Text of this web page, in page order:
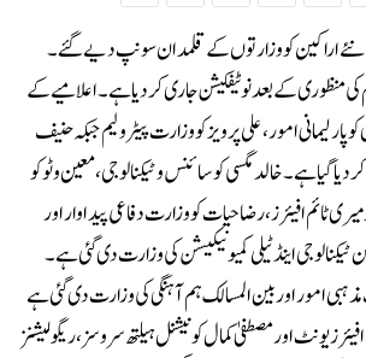
نئے اراکین کو وزارتوں کے قلمدان سونپ دیے گئے۔
منظوری کے بعد نوٹیفکیشن جاری کر دیا ہے۔اعلامیے کے
امور، علی پرویز کو وزارت پیٹرولیم جبکہ حنیف
دیا گیا ہے۔خالد مگسی کو سائنس و ٹیکنالوجی، معین وٹو کو
میری ٹائم افیئرز، رضا حیات کو وزارت دفاعی پیداوار اور
ٹیکنالوجی اینڈ ٹیلی کمیونیکیشن کی وزارت دی گئی ہے۔
امور اور بین المسالک ہم آہنگی کی وزارت دی گئی ہے
یونٹ اور مصطفیٰ کمال کو نیشنل ہیلتھ سروسز، ریگولیشنز